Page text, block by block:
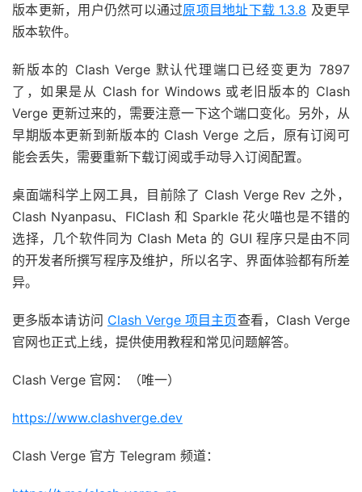
版本更新，用户仍然可以通过原项目地址下载 1.3.8 及更早
版本软件。
新版本的 Clash Verge 默认代理端口已经变更为 7897
了，如果是从 Clash for Windows 或老旧版本的 Clash
Verge 更新过来的，需要注意一下这个端口变化。另外，从
早期版本更新到新版本的 Clash Verge 之后，原有订阅可
能会丢失，需要重新下载订阅或手动导入订阅配置。
桌面端科学上网工具，目前除了 Clash Verge Rev 之外，
Clash Nyanpasu、FlClash 和 Sparkle 花火喵也是不错的
选择，几个软件同为 Clash Meta 的 GUI 程序只是由不同
的开发者所撰写程序及维护，所以名字、界面体验都有所差
异。
更多版本请访问 Clash Verge 项目主页查看，Clash Verge
官网也正式上线，提供使用教程和常见问题解答。
Clash Verge 官网：（唯一）
https://www.clashverge.dev
Clash Verge 官方 Telegram 频道：